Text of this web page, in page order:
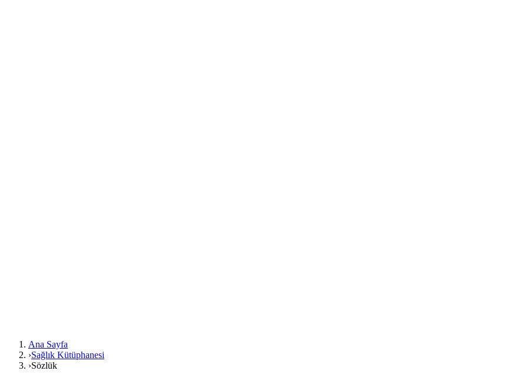
Ana Sayfa
›Sağlık Kütüphanesi
›Sözlük